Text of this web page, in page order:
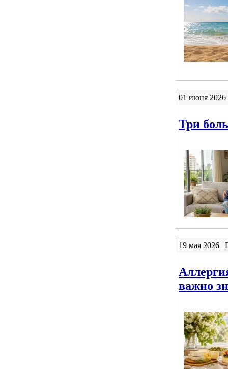
01 июня 2026
Три
19 мая 2026 |
важно